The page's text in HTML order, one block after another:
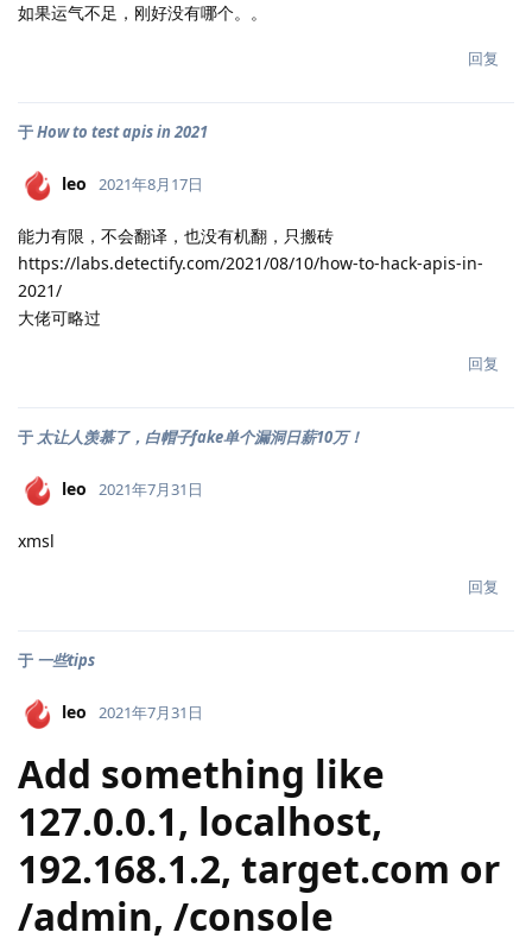
如果运气不足，刚好没有哪个。。
回复
于How to test apis in 2021
leo 2021年8月17日
能力有限，不会翻译，也没有机翻，只搬砖
https://labs.detectify.com/2021/08/10/how-to-hack-apis-in-
2021/
大佬可略过
回复
于 太让人羡慕了，白帽子fake单个漏洞日薪10万！
leo 2021年7月31日
xmsl
回复
于 一些tips
leo 2021年7月31日
Add something like
127.0.0.1, localhost,
192.168.1.2, target.com or
/admin, /console